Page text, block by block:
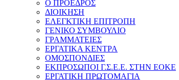
Ο ΠΡΟΕΔΡΟΣ
ΔΙΟΙΚΗΣΗ
ΕΛΕΓΚΤΙΚΗ ΕΠΙΤΡΟΠΗ
ΓΕΝΙΚΟ ΣΥΜΒΟΥΛΙΟ
ΓΡΑΜΜΑΤΕΙΕΣ
ΕΡΓΑΤΙΚΑ ΚΕΝΤΡΑ
ΟΜΟΣΠΟΝΔΙΕΣ
ΕΚΠΡΟΣΩΠΟΙ Γ.Σ.Ε.Ε. ΣΤΗΝ ΕΟΚΕ
ΕΡΓΑΤΙΚΗ ΠΡΩΤΟΜΑΓΙΑ